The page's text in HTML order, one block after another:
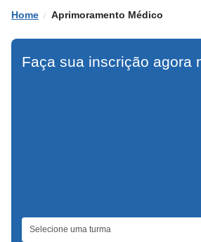
Congênitas no Adulto -
Presencial
Aprimoramento Médico
Faça sua inscrição agora